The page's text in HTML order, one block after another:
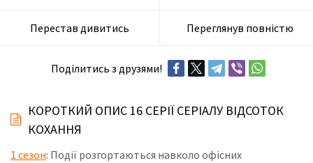
Перестав дивитись Переглянув повністю
Поділитись з друзями!
КОРОТКИЙ ОПИС 16 СЕРІЇ СЕРІАЛУ ВІДСОТОК
КОХАННЯ
1 сезон: Події розгортаються навколо офісних